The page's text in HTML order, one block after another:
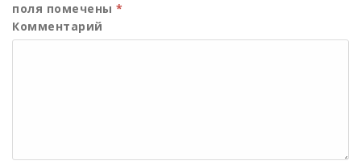
поля помечены *
Комментарий